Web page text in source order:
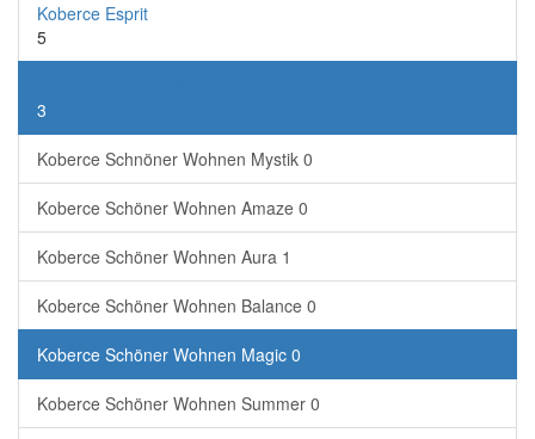
Koberce Esprit
5
3
Koberce Schnöner Wohnen Mystik 0
Koberce Schöner Wohnen Amaze 0
Koberce Schöner Wohnen Aura 1
Koberce Schöner Wohnen Balance 0
Koberce Schöner Wohnen Magic 0
Koberce Schöner Wohnen Summer 0